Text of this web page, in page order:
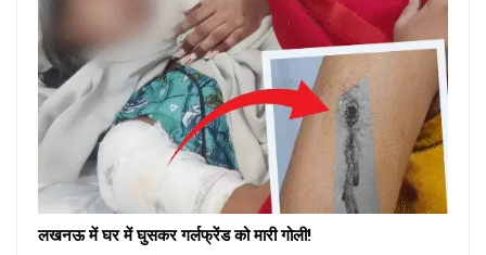
लखनऊ में घर में घुसकर गर्लफ्रेंड को मारी गोली!